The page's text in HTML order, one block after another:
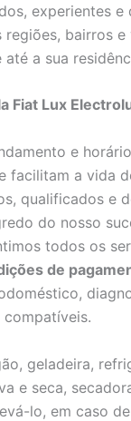
experientes
bairros
a sua
Fiat Lux
e
facilitam a vida
qualificados e
do nosso
todos os
de
geladeira,
e seca,
lo, em caso